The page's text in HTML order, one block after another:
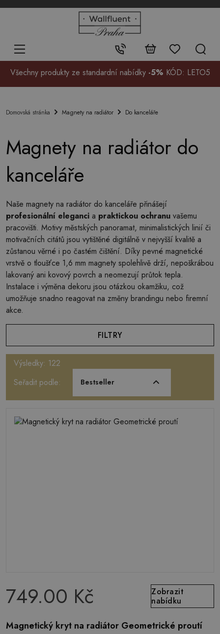
Kontakt:
+48
99
Všechny produkty ze standardní nabídky -5% KÓD: LETO5
Domovská stránka Magnety na radiátor Do kanceláře
Magnety na radiátor do
kanceláře
Naše magnety na radiátor do kanceláře přinášejí
profesionální eleganci a praktickou ochranu vašemu
pracovišti. Motivy městských panoramat, minimalistických linií či
motivačních citátů jsou vytištěné digitálně v nejvyšší kvalitě a
zůstanou věrné i po častém čištění. Díky pevné magnetické
vrstvě o tloušťce 1,6 mm magnety spolehlivě drží, nepoškrábou
lakovaný ani kovový povrch a neomezují průtok tepla.
Instalace i výměna dekoru jsou otázkou okamžiku, což
umožňuje snadno reagovat na změny brandingu nebo firemní
akce.
FILTRY
Výsledky: 122
Seřadit podle:
Bestseller
749.00 Kč
Zobrazit
nabídku
Magnetický kryt na radiátor Geometrické proutí